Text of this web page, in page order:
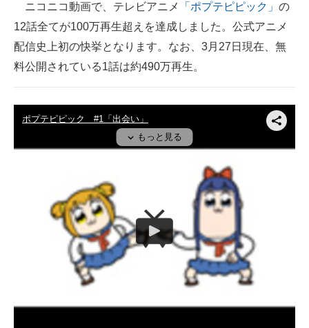
ITの今と未来を見通す
スマホと通信の最新トレンド
ビジネスと働き方のヒント
企業ITのトレンドを詳説
経営リーダーのコミュニティ
マーケ×ITの今がよく分かる
ITエンジニア向け専門サイト
ニコニコ動画で、テレビアニメ 「ポプテピピック」 の
12話全てが100万再生超えを達成しました。公式アニメ
配信史上初の快挙となります。なお、3月27日現在、無
料公開されている1話は約490万再生。